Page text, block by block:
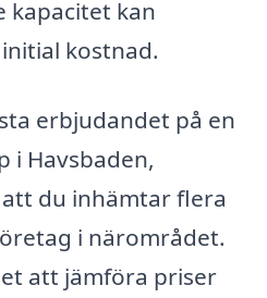
kapacitet kan
kostnad.
erbjudandet på en
i Havsbaden,
du inhämtar flera
i närområdet.
att jämföra priser